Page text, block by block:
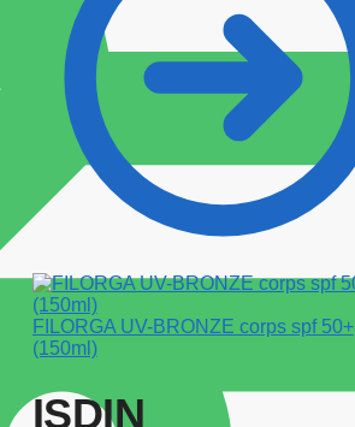
FILORGA UV-BRONZE corps spf 50+
(150ml)
ISDIN